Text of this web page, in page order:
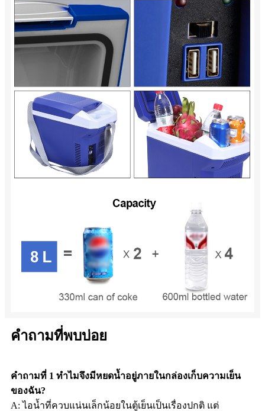
คำถามที่พบบ่อย
คำถามที่ 1 ทำไมจึงมีหยดน้ำอยู่ภายในกล่องเก็บความเย็น
ของฉัน?
A: ไอน้ำที่ควบแน่นเล็กน้อยในตู้เย็นเป็นเรื่องปกติ แต่